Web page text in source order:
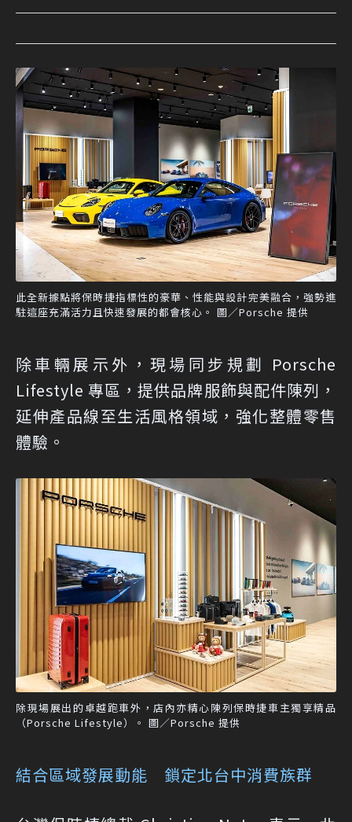
此全新據點將保時捷指標性的豪華、性能與設計完美融合，強勢進
駐這座充滿活力且快速發展的都會核心。 圖／Porsche 提供
除車輛展示外，現場同步規劃 Porsche
Lifestyle 專區，提供品牌服飾與配件陳列，
延伸產品線至生活風格領域，強化整體零售
體驗。
除現場展出的卓越跑車外，店內亦精心陳列保時捷車主獨享精品
（Porsche Lifestyle）。 圖／Porsche 提供
結合區域發展動能 鎖定北台中消費族群